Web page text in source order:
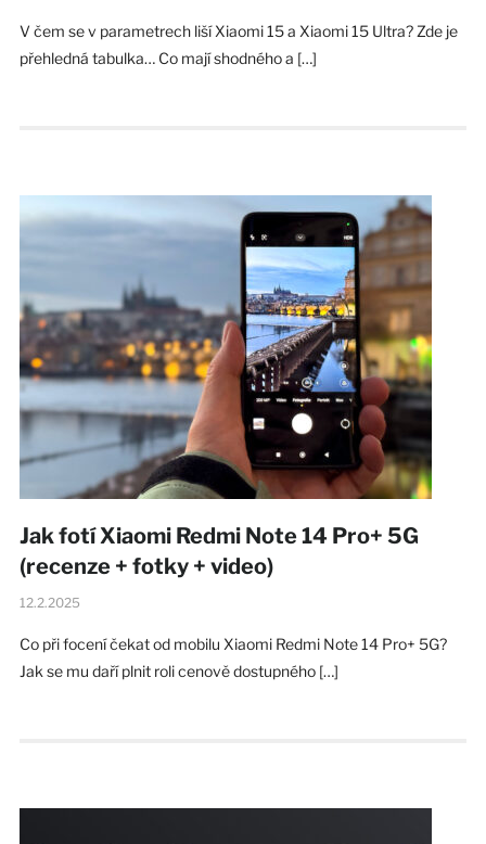
V čem se v parametrech liší Xiaomi 15 a Xiaomi 15 Ultra? Zde je
přehledná tabulka… Co mají shodného a […]
Jak fotí Xiaomi Redmi Note 14 Pro+ 5G
(recenze + fotky + video)
12.2.2025
Co při focení čekat od mobilu Xiaomi Redmi Note 14 Pro+ 5G?
Jak se mu daří plnit roli cenově dostupného […]